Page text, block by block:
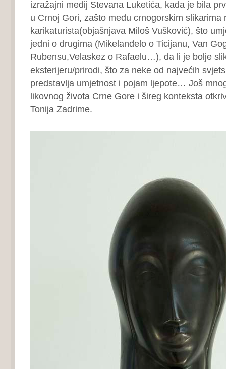
izražajni medij Stevana Luketića, kada je bila
u Crnoj Gori, zašto među crnogorskim slikarima
karikaturista(objašnjava Miloš Vušković), što
jedni o drugima (Mikelanđelo o Ticijanu, Van
Rubensu,Velaskez o Rafaelu…), da li je bolje
eksterijeru/prirodi, što za neke od najvećih
predstavlja umjetnost i pojam ljepote… Još
likovnog života Crne Gore i šireg konteksta
Tonija Zadrime.